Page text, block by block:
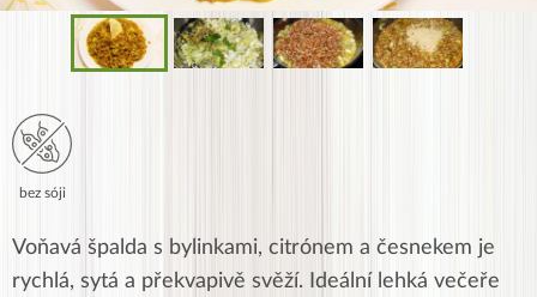
bez sóji
Voňavá špalda s bylinkami, citrónem a česnekem je
rychlá, sytá a překvapivě svěží. Ideální lehká večeře